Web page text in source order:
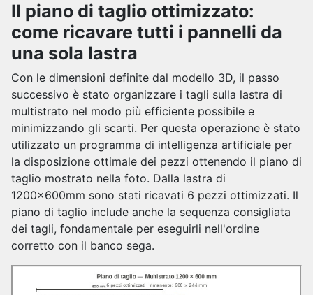
Il piano di taglio ottimizzato:
come ricavare tutti i pannelli da
una sola lastra
Con le dimensioni definite dal modello 3D, il passo
successivo è stato organizzare i tagli sulla lastra di
multistrato nel modo più efficiente possibile e
minimizzando gli scarti. Per questa operazione è stato
utilizzato un programma di intelligenza artificiale per
la disposizione ottimale dei pezzi ottenendo il piano di
taglio mostrato nella foto. Dalla lastra di
1200x600mm sono stati ricavati 6 pezzi ottimizzati. Il
piano di taglio include anche la sequenza consigliata
dei tagli, fondamentale per eseguirli nell'ordine
corretto con il banco sega.